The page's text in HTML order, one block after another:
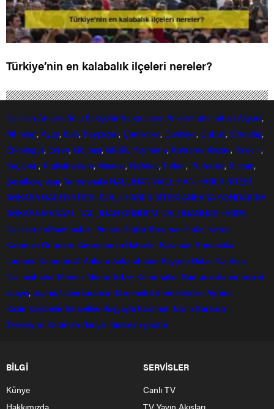
Türkiye’nin en kalabalık ilçeleri nereler?
Nallıhan Ankara Bolu Eskişehir haber sitesi Ankarahabersitesi Akyurt,
Altındağ,Ayaş, Balâ, Beypazarı, Çamlıdere, Çankaya, Çubuk, Elmadağ,
Etimesgut, Evren,Gölbaşı,Güdül, Haymana, Kahramankazan, Kalecik,
Keçiören, Kızılcahamam, Mamak, Nallıhan, Polatlı, Pursaklar,Sincan,
Şereflikoçhisar,Yenimahalle NALLIHAN NALLIHAN HABER SİTESİ
ANKARA HABER SİTESİ BOLU HABER SİTESİ ANKARA SONDAKİKA
ANKARA MASASI NALLIHAN GÜNDEM NALLIHANHASHABER
Nallihan nallihanhasber Ankara Haber Karaman Haber sitesi
Karaman Gündem Karamandan Haberler Karaman Sondakika
Larende Karaman24 Ankara Ankarahaber Beyparı Haber Nallıhan
Nalıhanhaber Memur Memurhaber Kamuhaber Kamudanhaber imaret
asayiş, uyanış haberkaraman Ermenek Ermenekhaber Ayrancı
Kazımkarabekir Sarıveliler Başyayla Karaman Basın Karaman
Televizyon Karaman Radyo Karaman gazete
BİLGİ
Künye
Hakkımızda
SERVİSLER
Canlı TV
TV Yayın Akışları